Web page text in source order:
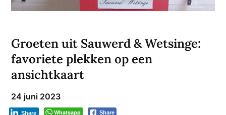
Groeten uit Sauwerd & Wetsinge:
favoriete plekken op een
ansichtkaart
24 juni 2023
Whatsapp Share
Share